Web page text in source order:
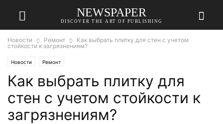
NEWSPAPER
DISCOVER THE ART OF PUBLISHING
Новости Ремонт
Как выбрать плитку для стен с учетом
стойкости к загрязнениям?
Новости Ремонт
Как выбрать плитку для
стен с учетом стойкости к
загрязнениям?